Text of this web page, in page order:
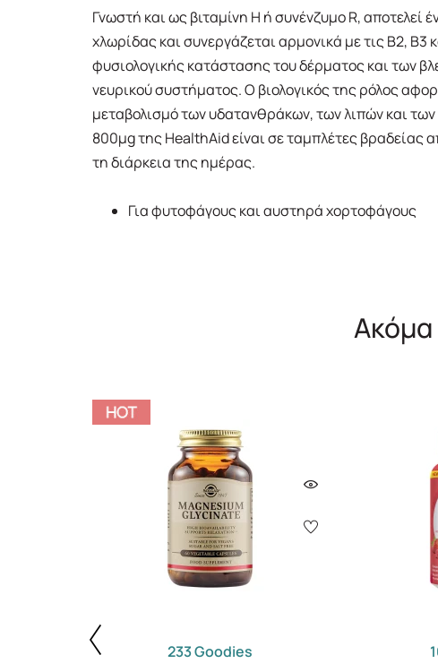
Γνωστή και ως βιταμίνη Η ή συνένζυμο R, αποτελεί
χλωρίδας και συνεργάζεται αρμονικά με τις Β2,
φυσιολογικής κατάστασης του δέρματος και των
νευρικού συστήματος. Ο βιολογικός της ρόλος
μεταβολισμό των υδατανθράκων, των λιπών και
800μg της HealthAid είναι σε ταμπλέτες
τη διάρκεια της ημέρας.
Για φυτοφάγους και αυστηρά χορτοφάγους
Ακόμα
233 Goodies